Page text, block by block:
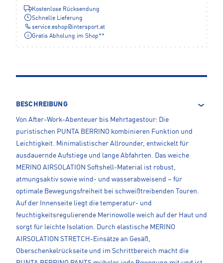
Kostenlose Rücksendung
Schnelle Lieferung
service.eshop@intersport.at
Gratis Abholung im Shop**
BESCHREIBUNG
Von After-Work-Abenteuer bis Mehrtagestour: Die
puristischen PUNTA BERRINO kombinieren Funktion und
Leichtigkeit. Minimalistischer Allrounder, entwickelt für
ausdauernde Aufstiege und lange Abfahrten. Das weiche
MERINO AIRSOLATION Softshell-Material ist robust,
atmungsaktiv sowie wind- und wasserabweisend – für
optimale Bewegungsfreiheit bei schweißtreibenden Touren.
Auf der Innenseite liegt die temperatur- und
feuchtigkeitsregulierende Merinowolle weich auf der Haut und
sorgt für leichte Isolation. Durch elastische MERINO
AIRSOLATION STRETCH-Einsätze an Gesäß,
Oberschenkelrückseite und im Schrittbereich macht die